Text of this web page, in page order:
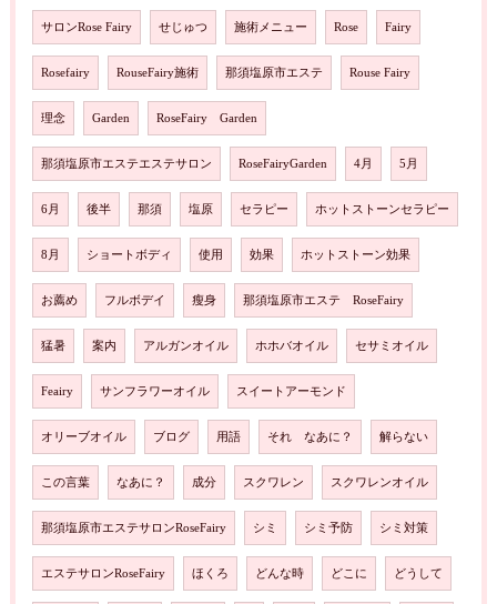
サロンRose Fairy せじゅつ 施術メニュー Rose Fairy
Rosefairy RouseFairy施術 那須塩原市エステ Rouse Fairy
理念 Garden RoseFairy Garden
那須塩原市エステエステサロン RoseFairyGarden 4月 5月
6月 後半 那須 塩原 セラピー ホットストーンセラピー
8月 ショートボディ 使用 効果 ホットストーン効果
お薦め フルボデイ 瘦身 那須塩原市エステ RoseFairy
猛暑 案内 アルガンオイル ホホバオイル セサミオイル
Feairy サンフラワーオイル スイートアーモンド
オリーブオイル ブログ 用語 それ なあに？ 解らない
この言葉 なあに？ 成分 スクワレン スクワレンオイル
那須塩原市エステサロンRoseFairy シミ シミ予防 シミ対策
エステサロンRoseFairy ほくろ どんな時 どこに どうして